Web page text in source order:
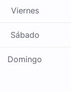
Viernes
Sábado
Domingo